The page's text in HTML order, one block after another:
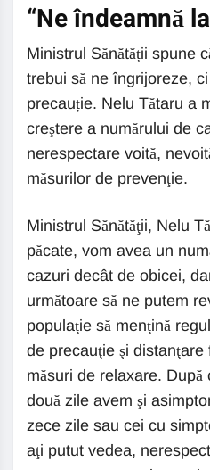
“Ne îndeamnă
Ministrul Sănătății spune
trebui să ne îngrijoreze,
precauție. Nelu Tătaru a
creştere a numărului de
nerespectare voită,
măsurilor de prevenţie.
Ministrul Sănătăţii, Nelu
păcate, vom avea un
cazuri decât de obicei,
următoare să ne putem
populaţie să menţină
de precauţie şi
măsuri de relaxare.
două zile avem şi
zece zile sau cei cu
aţi putut vedea,